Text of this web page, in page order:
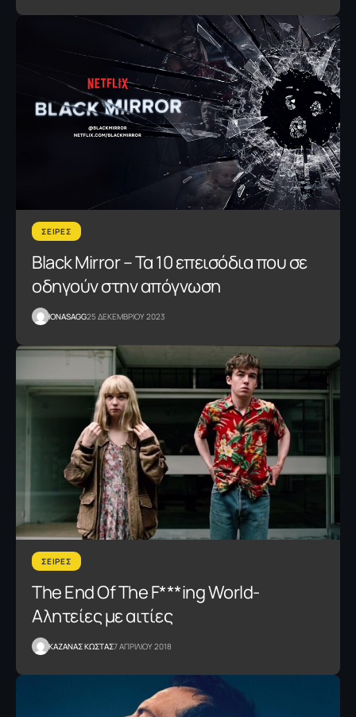
ΣΕΙΡΕΣ
Black Mirror – Τα 10 επεισόδια που σε
οδηγούν στην απόγνωση
IONASAGG25 ΔΕΚΕΜΒΡΙΟΥ 2023
ΣΕΙΡΕΣ
The End Of The F***ing World-
Aλητείες με αιτίες
ΚΑΖΑΝΑΣ KΩΣΤΑΣ7 ΑΠΡΙΛΙΟΥ 2018